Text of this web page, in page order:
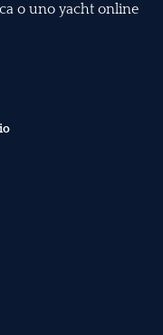
o uno yacht online